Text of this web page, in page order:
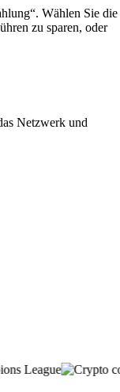
Wählen Sie die
zu sparen, oder
Netzwerk und